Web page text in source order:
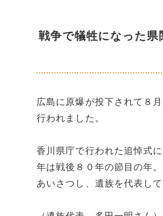
戦争で犠牲になった
広島に原爆が投下されて８
行われました。
香川県庁で行われた追悼式
年は戦後８０年の節目の年
あいさつし、遺族を代表し